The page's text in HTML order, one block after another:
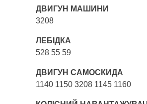
ДВИГУН МАШИНИ
3208
ЛЕБІДКА
528 55 59
ДВИГУН САМОСКИДА
1140 1150 3208 1145 1160